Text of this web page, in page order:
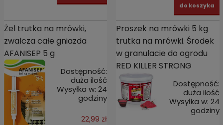
do koszyka
Żel trutka na mrówki,
zwalcza całe gniazda
AFANISEP 5 g
Dostępność:
duża ilość
Wysyłka w: 24
godziny
22,99 zł
Proszek na mrówki 5 kg
trutka na mrówki. Środek
w granulacie do ogrodu
RED KILLER STRONG
Dostępność:
duża ilość
Wysyłka w: 24
godziny